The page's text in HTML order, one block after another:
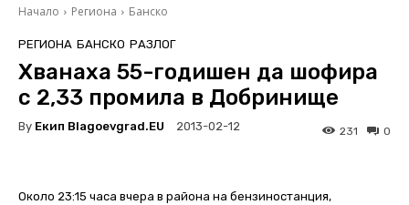
Начало Региона Банско
РЕГИОНА БАНСКО РАЗЛОГ
Хванаха 55-годишен да шофира
с 2,33 промила в Добринище
By Екип Blagoevgrad.EU 2013-02-12 0
231
Около 23:15 часа вчера в района на бензиностанция,